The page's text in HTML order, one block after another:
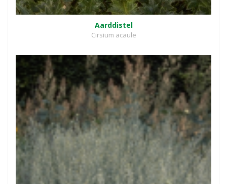
Aarddistel
Cirsium acaule